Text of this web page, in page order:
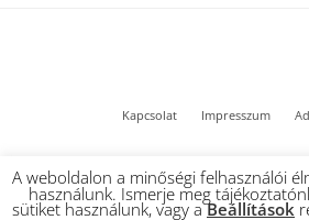
Kapcsolat Impresszum
© 2022 Biatorbágy Értéktár
A weboldalon a minőségi felhasználói
használunk. Ismerje meg
sütiket használunk, vagy aBeállítások